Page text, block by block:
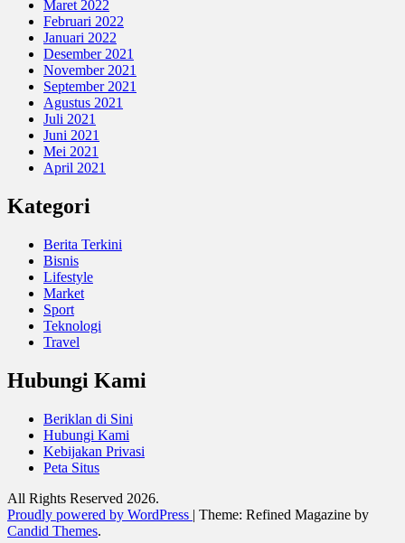
Maret 2022
Februari 2022
Januari 2022
Desember 2021
November 2021
September 2021
Agustus 2021
Juli 2021
Juni 2021
Mei 2021
April 2021
Kategori
Berita Terkini
Bisnis
Lifestyle
Market
Sport
Teknologi
Travel
Hubungi Kami
Beriklan di Sini
Hubungi Kami
Kebijakan Privasi
Peta Situs
All Rights Reserved 2026.
Proudly powered by WordPress | Theme: Refined Magazine by
Candid Themes.